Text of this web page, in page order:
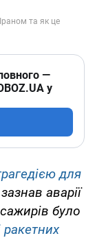
—
у
для
аварії
було
ракетних